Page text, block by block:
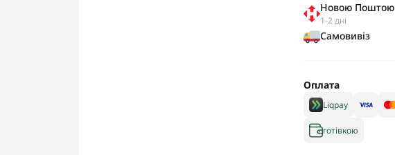
Новою Поштою
1-2 дні
Самовивіз
Оплата
Liqpay
готівкою